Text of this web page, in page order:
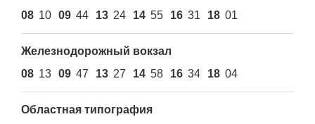
08 10 09 44 13 24 14 55 16 31 18 01
Железнодорожный вокзал
08 13 09 47 13 27 14 58 16 34 18 04
Областная типография